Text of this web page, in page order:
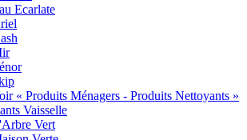
Ecarlate
« Produits Ménagers - Produits Nettoyants »
Vaisselle
Vert